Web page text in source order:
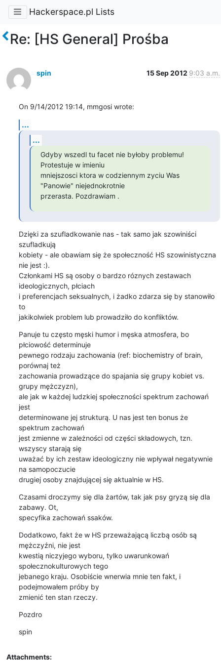
Hackerspace.pl Lists
Re: [HS General] Prośba
spin 15 Sep 2012 9:03 a.m.
On 9/14/2012 19:14, mmgosi wrote:
...
...
Gdyby wszedl tu facet nie byłoby problemu!
Protestuje w imieniu
mniejszosci ktora w codziennym zyciu Was
"Panowie" niejednokrotnie
przerasta. Pozdrawiam .
Dzięki za szufladkowanie nas - tak samo jak szowiniści
szufladkują
kobiety - ale obawiam się że społeczność HS szowinistyczna
nie jest :).
Członkami HS są osoby o bardzo róznych zestawach
ideologicznych, płciach
i preferencjach seksualnych, i żadko zdarza się by stanowiło
to
jakikolwiek problem lub prowadziło do konfliktów.
Panuje tu często męski humor i męska atmosfera, bo
płciowość determinuje
pewnego rodzaju zachowania (ref: biochemistry of brain,
porównaj też
zachowania prowadzące do spajania się grupy kobiet vs.
grupy mężczyzn),
ale jak w każdej ludzkiej społeczności spektrum zachowań
jest
determinowane jej strukturą. U nas jest ten bonus że
spektrum zachowań
jest zmienne w zależności od części składowych, tzn.
wszyscy starają się
uważać by ich zestaw ideologiczny nie wpływał negatywnie
na samopoczucie
drugiej osoby znajdującej się aktualnie w HS.
Czasami droczymy się dla żartów, tak jak psy gryzą się dla
zabawy. Ot,
specyfika zachowań ssaków.
Dodatkowo, fakt że w HS przeważającą liczbą osób są
mężczyźni, nie jest
kwestią niczyjego wyboru, tylko uwarunkowań
społecznokulturowych tego
jebanego kraju. Osobiście wnerwia mnie ten fakt, i
podejmowałem próby by
zmienić ten stan rzeczy.
Pozdro
spin
Attachments: